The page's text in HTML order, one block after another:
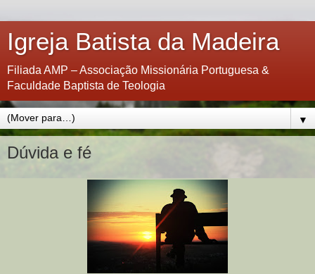
Igreja Batista da Madeira
Filiada AMP – Associação Missionária Portuguesa &
Faculdade Baptista de Teologia
▼
Dúvida e fé